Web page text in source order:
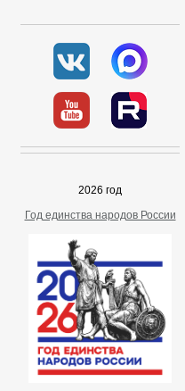
2026 год
Год единства народов России